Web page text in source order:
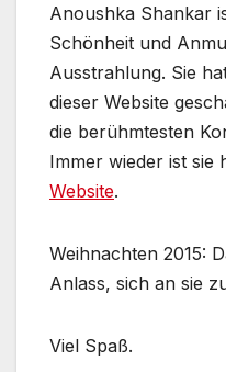
Anoushka Shankar
Schönheit und
Ausstrahlung. Sie
dieser Website
die berühmtesten
Immer wieder ist sie
Website.
Weihnachten 2015:
Anlass, sich an sie
Viel Spaß.